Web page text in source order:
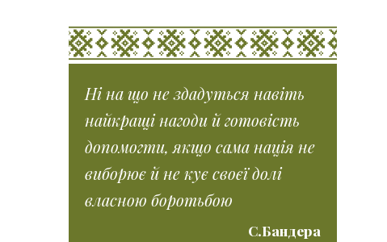
Ні на що не здадуться навіть
найкращі нагоди й готовість
допомогти, якщо сама нація не
виборює й не кує своєї долі
власною боротьбою
С.Бандера